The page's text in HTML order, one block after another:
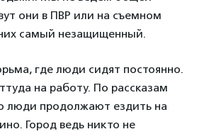
они в ПВР или на съемном
самый незащищенный.
где люди сидят постоянно.
на работу. По рассказам
люди продолжают ездить на
Город ведь никто не